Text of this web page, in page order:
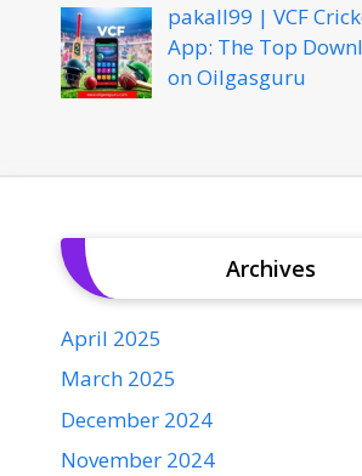
pakall99 | VCF
App: The Top
on Oilgasguru
Archives
April 2025
March 2025
December 2024
November 2024